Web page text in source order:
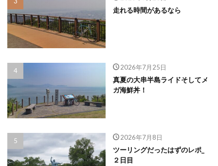
走れる時間があるなら
2026年7月25日
真夏の大串半島ライドそしてメ
ガ海鮮丼！
2026年7月8日
ツーリングだったはずのレポ_
２日目